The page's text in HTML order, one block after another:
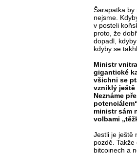
Šarapatka by
nejsme.
v posteli
proto, že
dopadl,
kdyby se
Ministr
gigantické
všichni se
vzniklý ještě
Neznáme
ministr sám
volbami
Jestli je ještě
pozdě.
bitcoinech a